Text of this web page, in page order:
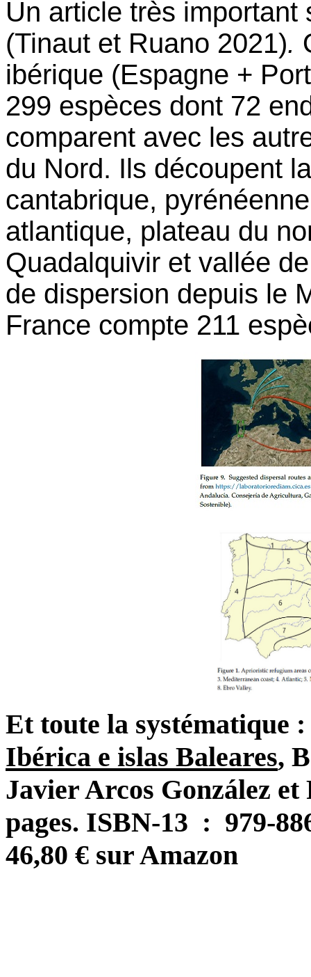
Un article très
(Tinaut et Ruano 2021).
ibérique (Espagne +
299 espèces dont 72
comparent avec les
du Nord. Ils découpent
cantabrique,
atlantique, plateau du
Quadalquivir et vallée
de dispersion depuis le
France compte 211
Et toute la systématique
Ibérica e islas Baleares,
Javier Arcos González
pages. ISBN-13
46,80 € sur Amazon